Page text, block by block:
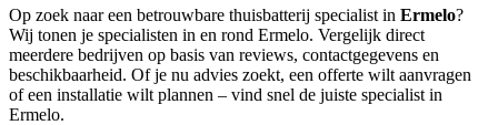
Op zoek naar een betrouwbare thuisbatterij specialist in Ermelo?
Wij tonen je specialisten in en rond Ermelo. Vergelijk direct
meerdere bedrijven op basis van reviews, contactgegevens en
beschikbaarheid. Of je nu advies zoekt, een offerte wilt aanvragen
of een installatie wilt plannen – vind snel de juiste specialist in
Ermelo.